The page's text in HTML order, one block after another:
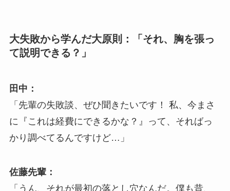
大失敗から学んだ大原則：「それ、胸を張っ
て説明できる？」
田中：
「先輩の失敗談、ぜひ聞きたいです！ 私、今まさ
に『これは経費にできるかな？』って、そればっ
かり調べてるんですけど…」
佐藤先輩：
「うん、それが最初の落とし穴なんだ。僕も昔、